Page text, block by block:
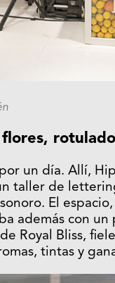
un día. Allí,
taller de
El
además con
Royal Bliss,
tintas y